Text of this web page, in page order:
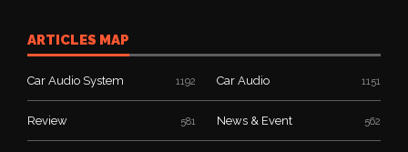
ARTICLES MAP
Car Audio System 1192 Car Audio 1151
Review 581 News & Event 562